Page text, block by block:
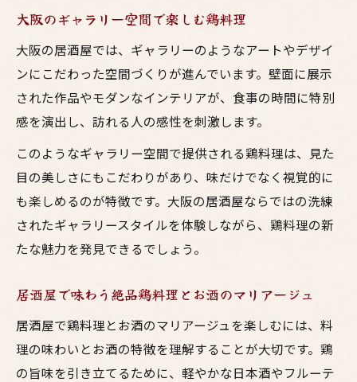
大阪のギャラリー空間で楽しむ鶏料理
大阪の居酒屋では、ギャラリーのようなアートやデザイ
ンにこだわった空間づくりが進んでいます。壁面に展示
された作品やモダンなインテリアが、食事の時間に特別
感を演出し、訪れる人の感性を刺激します。
このようなギャラリー空間で提供される鶏料理は、見た
目の美しさにもこだわりがあり、味だけでなく視覚的に
も楽しめるのが特徴です。大阪の居酒屋ならではの洗練
されたギャラリースタイルを体験しながら、鶏料理の新
たな魅力を発見できるでしょう。
居酒屋で味わう絶品鶏料理とお酒のマリアージュ
居酒屋で鶏料理とお酒のマリアージュを楽しむには、料
理の味わいとお酒の特徴を理解することが大切です。鶏
の旨味を引き立てるために、軽やかな日本酒やフルーテ